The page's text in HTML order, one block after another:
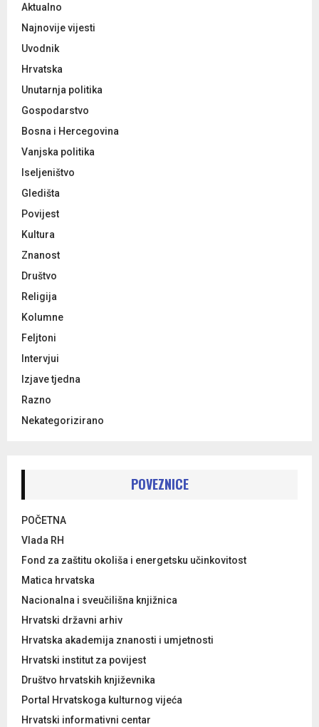
:Aktualno
Najnovije vijesti
Uvodnik
Hrvatska
Unutarnja politika
Gospodarstvo
Bosna i Hercegovina
Vanjska politika
Iseljeništvo
Gledišta
Povijest
Kultura
Znanost
Društvo
Religija
Kolumne
Feljtoni
Intervjui
Izjave tjedna
Razno
Nekategorizirano
POVEZNICE
POČETNA
Vlada RH
Fond za zaštitu okoliša i energetsku učinkovitost
Matica hrvatska
Nacionalna i sveučilišna knjižnica
Hrvatski državni arhiv
Hrvatska akademija znanosti i umjetnosti
Hrvatski institut za povijest
Društvo hrvatskih književnika
Portal Hrvatskoga kulturnog vijeća
Hrvatski informativni centar